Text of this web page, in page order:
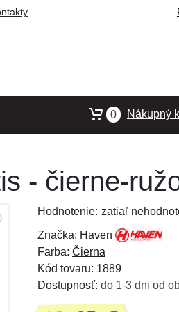
0 Nákupný
- čierne-
Hodnotenie: zatiaľ
Značka: Haven
Farba: Čierna
Kód tovaru: 1889
Dostupnosť: do 1-3 dni od